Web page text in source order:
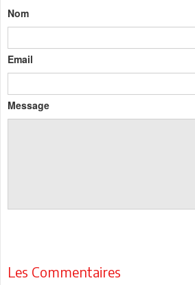
Nom
Email
Message
Les Commentaires